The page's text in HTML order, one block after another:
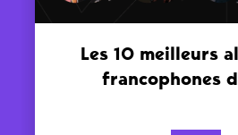
Les 10 meilleurs
francophones